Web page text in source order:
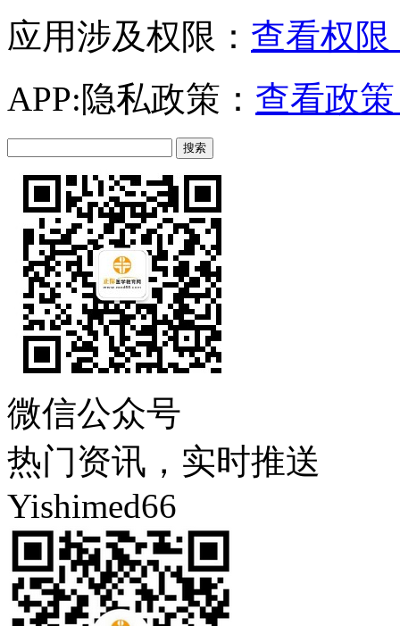
应用涉及权限： 查看权限
APP:隐私政策： 查看政
微信公众号
热门资讯，实时推送
Yishimed66